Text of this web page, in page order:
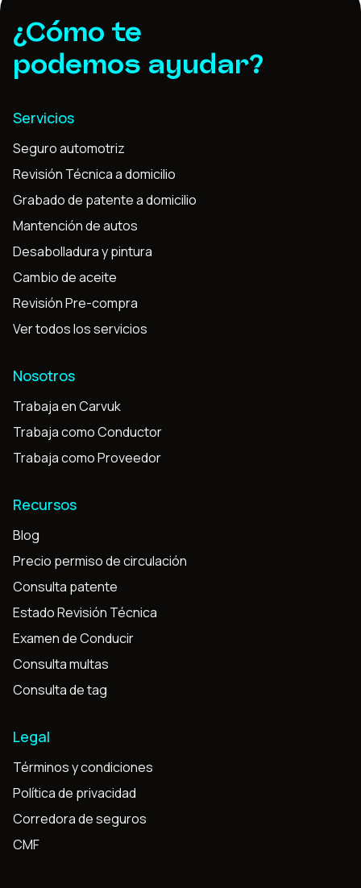
¿Cómo te
podemos ayudar?
Servicios
Seguro automotriz
Revisión Técnica a domicilio
Grabado de patente a domicilio
Mantención de autos
Desabolladura y pintura
Cambio de aceite
Revisión Pre-compra
Ver todos los servicios
Nosotros
Trabaja en Carvuk
Trabaja como Conductor
Trabaja como Proveedor
Recursos
Blog
Precio permiso de circulación
Consulta patente
Estado Revisión Técnica
Examen de Conducir
Consulta multas
Consulta de tag
Legal
Términos y condiciones
Política de privacidad
Corredora de seguros
CMF